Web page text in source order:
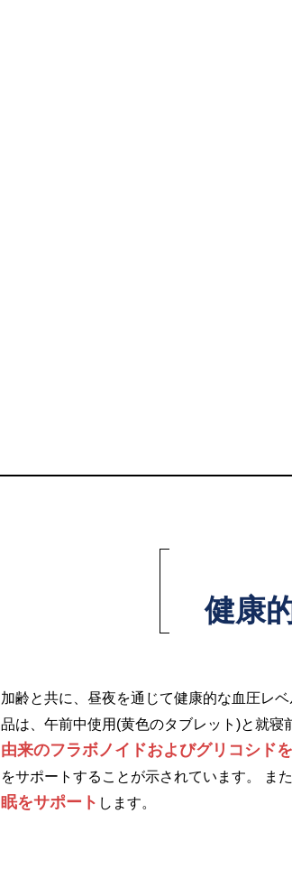
健康
加齢と共に、昼夜を通じて健康的な血圧レ
品は、午前中使用(黄色のタブレット)と就
由来のフラボノイドおよびグリコシド
をサポートすることが示されています。 ま
眠をサポート します。